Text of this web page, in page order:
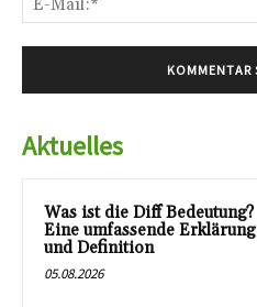
Aktuelles
Was ist die Diff Bedeutung?
Eine umfassende Erklärung
und Definition
05.08.2026